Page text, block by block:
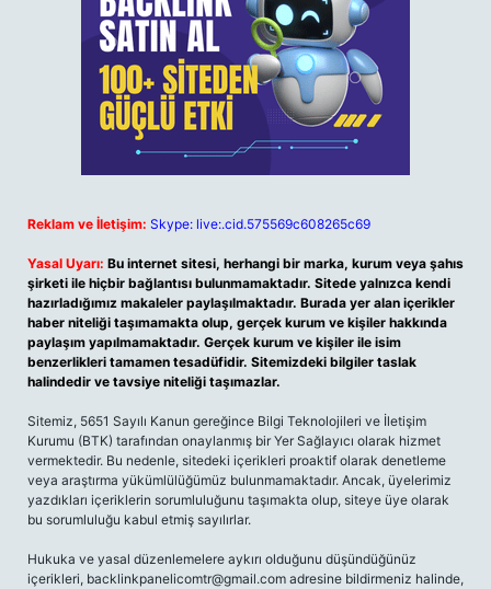
Reklam ve İletişim: Skype: live:.cid.575569c608265c69
Yasal Uyarı: Bu internet sitesi, herhangi bir marka, kurum veya şahıs
şirketi ile hiçbir bağlantısı bulunmamaktadır. Sitede yalnızca kendi
hazırladığımız makaleler paylaşılmaktadır. Burada yer alan içerikler
haber niteliği taşımamakta olup, gerçek kurum ve kişiler hakkında
paylaşım yapılmamaktadır. Gerçek kurum ve kişiler ile isim
benzerlikleri tamamen tesadüfidir. Sitemizdeki bilgiler taslak
halindedir ve tavsiye niteliği taşımazlar.
Sitemiz, 5651 Sayılı Kanun gereğince Bilgi Teknolojileri ve İletişim
Kurumu (BTK) tarafından onaylanmış bir Yer Sağlayıcı olarak hizmet
vermektedir. Bu nedenle, sitedeki içerikleri proaktif olarak denetleme
veya araştırma yükümlülüğümüz bulunmamaktadır. Ancak, üyelerimiz
yazdıkları içeriklerin sorumluluğunu taşımakta olup, siteye üye olarak
bu sorumluluğu kabul etmiş sayılırlar.
Hukuka ve yasal düzenlemelere aykırı olduğunu düşündüğünüz
içerikleri, backlinkpanelicomtr@gmail.com adresine bildirmeniz halinde,